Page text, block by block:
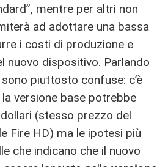
mentre per altri non
ad adottare una bassa
i costi di produzione e
nuovo dispositivo. Parlando
piuttosto confuse: c’è
versione base potrebbe
(stesso prezzo del
Fire HD) ma le ipotesi più
che indicano che il nuovo